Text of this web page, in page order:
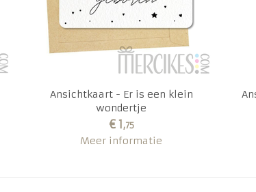
Ansichtkaart - Er is een klein
wondertje
€ 1 ,75
Meer informatie